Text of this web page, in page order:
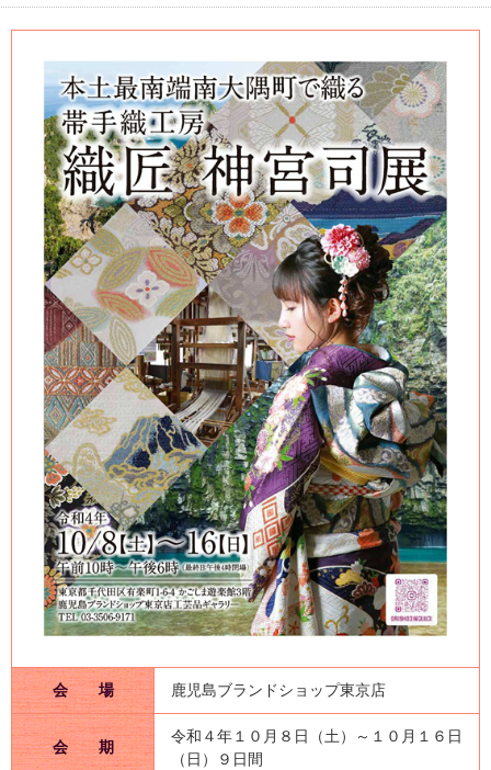
会 場 鹿児島ブランドショップ東京店
会 期
令和４年１０月８日（土）～１０月１６日
（日）９日間